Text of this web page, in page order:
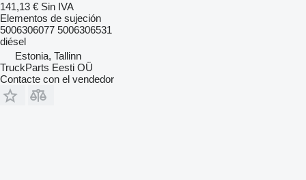
141,13 € Sin IVA
Elementos de sujeción
5006306077 5006306531
diésel
Estonia, Tallinn
TruckParts Eesti OÜ
Contacte con el vendedor